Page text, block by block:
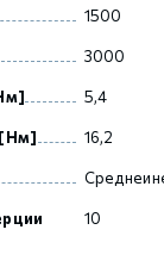
1500
3000
5,4
[Нм] 16,2
10